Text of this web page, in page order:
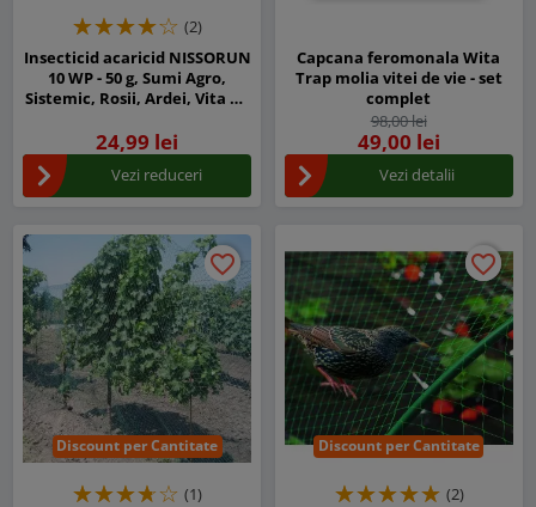
(2)
Insecticid acaricid NISSORUN
10 WP - 50 g, Sumi Agro,
Sistemic, Rosii, Ardei, Vita de
24,99 lei
Vezi reduceri
Capcana feromonala Wita
Trap molia vitei de vie - set
complet
98,00 lei
49,00 lei
Vezi detalii
Discount per Cantitate
favorite_border
favorite_border
(1)
Discount per Cantitate
favorite_border
favorite_border
(2)